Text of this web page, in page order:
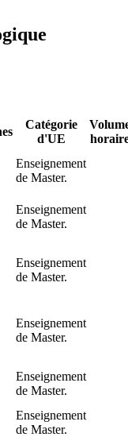
Catégorie
d'UE
Enseignement
de Master.
Enseignement
de Master.
Enseignement
de Master.
Enseignement
de Master.
Enseignement
de Master.
Enseignement
de Master.